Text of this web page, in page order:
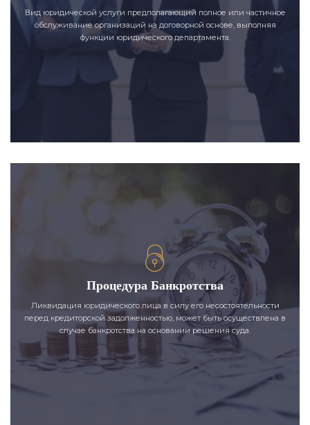
Вид юридической услуги предполагающий полное или частичное
обслуживание организаций на договорной основе, выполняя
функции юридического департамента.
Процедура Банкротства
Ликвидация юридического лица в силу его несостоятельности
перед кредиторской задолженностью, может быть осуществлена в
случае банкротства на основании решения суда.